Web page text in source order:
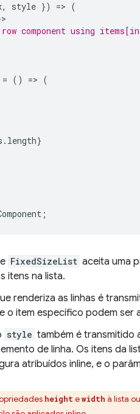
, style }) => (
component using
= () => (
. length}
;
FixedSizeList aceita uma
itens na lista.
renderiza as linhas é
o item específico podem ser
style também é transmitido
de linha. Os itens da
atribuídos inline, e o
height ewidth à lista